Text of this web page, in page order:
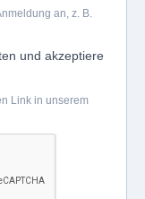
an, z. B.
und akzeptiere
Link in unserem